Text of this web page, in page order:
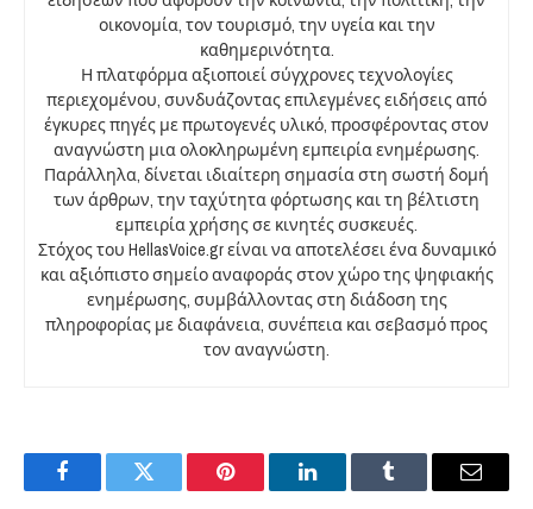
οικονομία, τον τουρισμό, την υγεία και την
καθημερινότητα.
Η πλατφόρμα αξιοποιεί σύγχρονες τεχνολογίες
περιεχομένου, συνδυάζοντας επιλεγμένες ειδήσεις από
έγκυρες πηγές με πρωτογενές υλικό, προσφέροντας στον
αναγνώστη μια ολοκληρωμένη εμπειρία ενημέρωσης.
Παράλληλα, δίνεται ιδιαίτερη σημασία στη σωστή δομή
των άρθρων, την ταχύτητα φόρτωσης και τη βέλτιστη
εμπειρία χρήσης σε κινητές συσκευές.
Στόχος του HellasVoice.gr είναι να αποτελέσει ένα δυναμικό
και αξιόπιστο σημείο αναφοράς στον χώρο της ψηφιακής
ενημέρωσης, συμβάλλοντας στη διάδοση της
πληροφορίας με διαφάνεια, συνέπεια και σεβασμό προς
τον αναγνώστη.
FacebookTwitter Pinterest LinkedInTumblr Email